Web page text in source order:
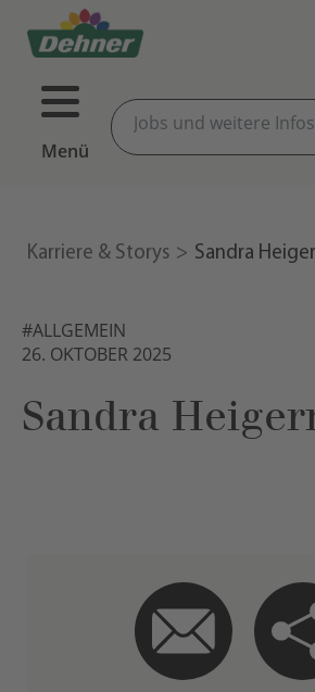
Menü
Karriere & Storys Sandra
#ALLGEMEIN
26. OKTOBER 2025
Sandra